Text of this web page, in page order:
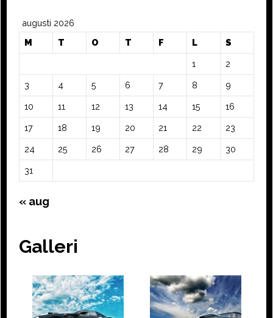
augusti 2026
M
T O T F L S
1 2
3 4 5 6 7 8 9
10 11 12 13 14 15 16
17 18 19 20 21 22 23
24 25 26 27 28 29 30
31
« aug
Galleri